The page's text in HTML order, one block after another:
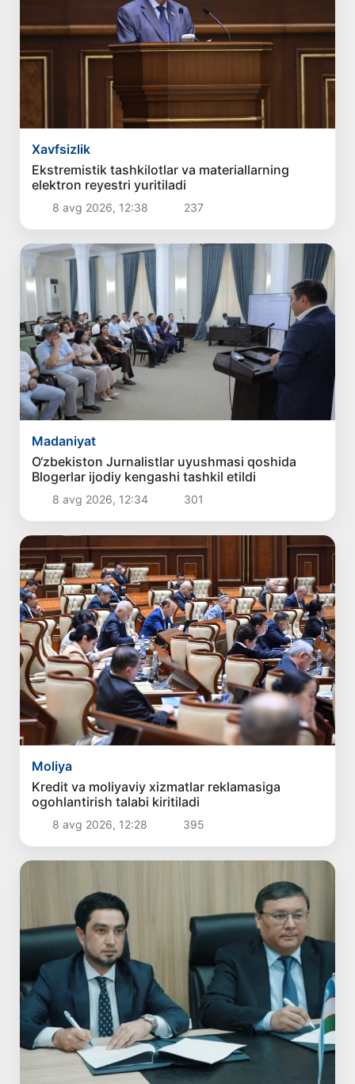
Xavfsizlik
Ekstremistik tashkilotlar va materiallarning
elektron reyestri yuritiladi
8 avg 2026, 12:38 237
Madaniyat
O‘zbekiston Jurnalistlar uyushmasi qoshida
Blogerlar ijodiy kengashi tashkil etildi
8 avg 2026, 12:34 301
Moliya
Kredit va moliyaviy xizmatlar reklamasiga
ogohlantirish talabi kiritiladi
8 avg 2026, 12:28 395